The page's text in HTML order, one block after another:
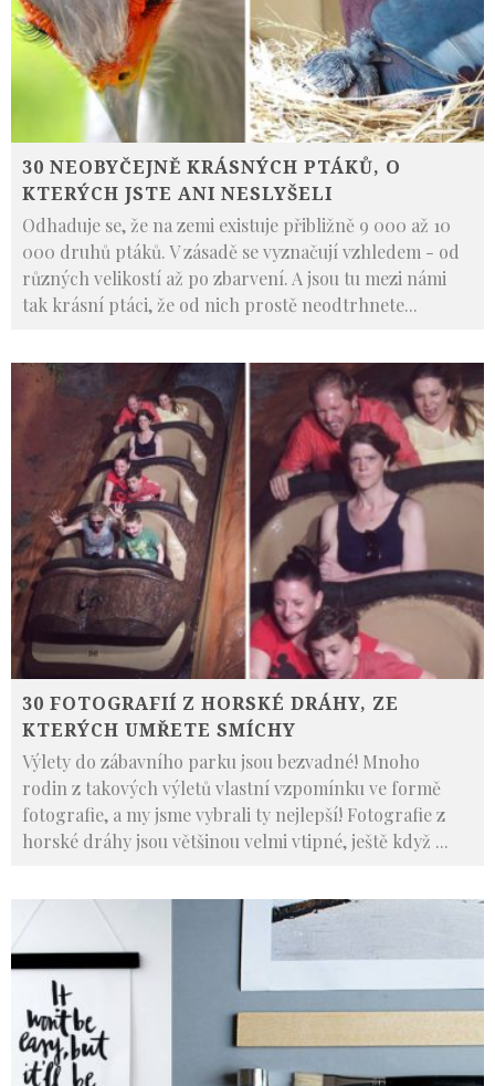
30 NEOBYČEJNĚ KRÁSNÝCH PTÁKŮ, O
KTERÝCH JSTE ANI NESLYŠELI
Odhaduje se, že na zemi existuje přibližně 9 000 až 10
000 druhů ptáků. V zásadě se vyznačují vzhledem - od
různých velikostí až po zbarvení. A jsou tu mezi námi
tak krásní ptáci, že od nich prostě neodtrhnete...
30 FOTOGRAFIÍ Z HORSKÉ DRÁHY, ZE
KTERÝCH UMŘETE SMÍCHY
Výlety do zábavního parku jsou bezvadné! Mnoho
rodin z takových výletů vlastní vzpomínku ve formě
fotografie, a my jsme vybrali ty nejlepší! Fotografie z
horské dráhy jsou většinou velmi vtipné, ještě když ...